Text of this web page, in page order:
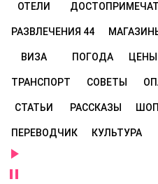
ОТЕЛИ
РАЗВЛЕЧЕНИЯ 44
ВИЗА ПОГОДА ЦЕНЫ
ТРАНСПОРТ СОВЕТЫ
СТАТЬИ РАССКАЗЫ
ПЕРЕВОДЧИК КУЛЬТУРА

